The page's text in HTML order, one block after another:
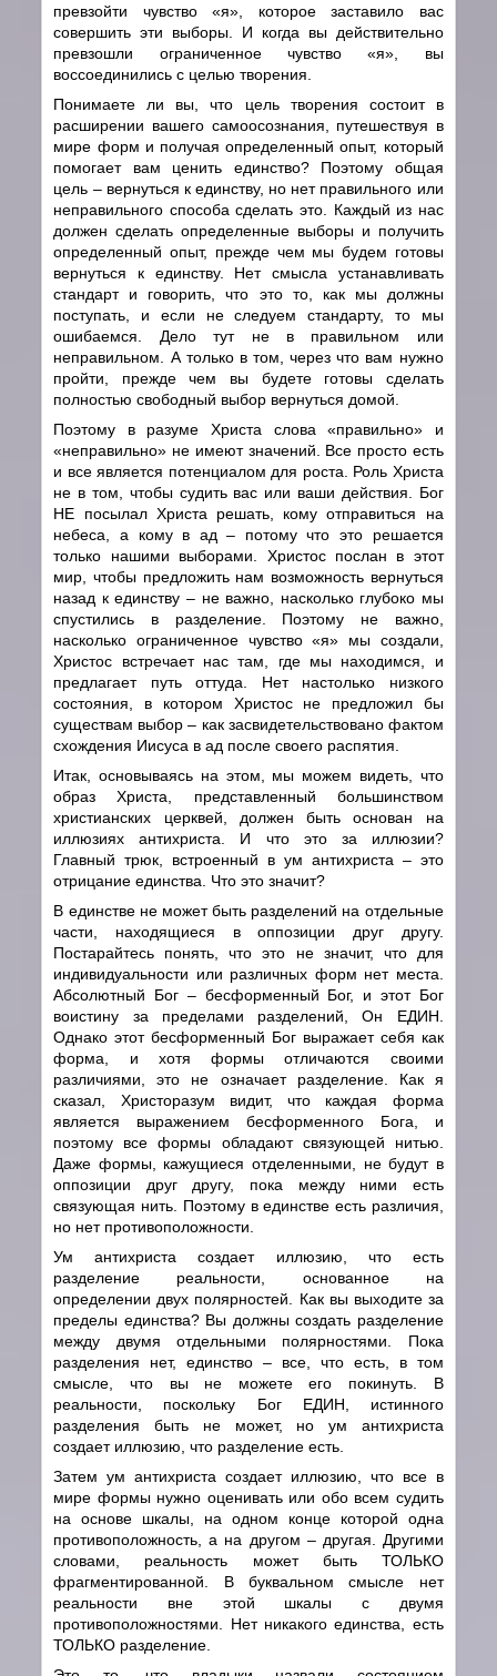
превзойти чувство «я», которое заставило вас
совершить эти выборы. И когда вы действительно
превзошли ограниченное чувство «я», вы
воссоединились с целью творения.
Понимаете ли вы, что цель творения состоит в
расширении вашего самоосознания, путешествуя в
мире форм и получая определенный опыт, который
помогает вам ценить единство? Поэтому общая
цель – вернуться к единству, но нет правильного или
неправильного способа сделать это. Каждый из нас
должен сделать определенные выборы и получить
определенный опыт, прежде чем мы будем готовы
вернуться к единству. Нет смысла устанавливать
стандарт и говорить, что это то, как мы должны
поступать, и если не следуем стандарту, то мы
ошибаемся. Дело тут не в правильном или
неправильном. А только в том, через что вам нужно
пройти, прежде чем вы будете готовы сделать
полностью свободный выбор вернуться домой.
Поэтому в разуме Христа слова «правильно» и
«неправильно» не имеют значений. Все просто есть
и все является потенциалом для роста. Роль Христа
не в том, чтобы судить вас или ваши действия. Бог
НЕ посылал Христа решать, кому отправиться на
небеса, а кому в ад – потому что это решается
только нашими выборами. Христос послан в этот
мир, чтобы предложить нам возможность вернуться
назад к единству – не важно, насколько глубоко мы
спустились в разделение. Поэтому не важно,
насколько ограниченное чувство «я» мы создали,
Христос встречает нас там, где мы находимся, и
предлагает путь оттуда. Нет настолько низкого
состояния, в котором Христос не предложил бы
существам выбор – как засвидетельствовано фактом
схождения Иисуса в ад после своего распятия.
Итак, основываясь на этом, мы можем видеть, что
образ Христа, представленный большинством
христианских церквей, должен быть основан на
иллюзиях антихриста. И что это за иллюзии?
Главный трюк, встроенный в ум антихриста – это
отрицание единства. Что это значит?
В единстве не может быть разделений на отдельные
части, находящиеся в оппозиции друг другу.
Постарайтесь понять, что это не значит, что для
индивидуальности или различных форм нет места.
Абсолютный Бог – бесформенный Бог, и этот Бог
воистину за пределами разделений, Он ЕДИН.
Однако этот бесформенный Бог выражает себя как
форма, и хотя формы отличаются своими
различиями, это не означает разделение. Как я
сказал, Христоразум видит, что каждая форма
является выражением бесформенного Бога, и
поэтому все формы обладают связующей нитью.
Даже формы, кажущиеся отделенными, не будут в
оппозиции друг другу, пока между ними есть
связующая нить. Поэтому в единстве есть различия,
но нет противоположности.
Ум антихриста создает иллюзию, что есть
разделение реальности, основанное на
определении двух полярностей. Как вы выходите за
пределы единства? Вы должны создать разделение
между двумя отдельными полярностями. Пока
разделения нет, единство – все, что есть, в том
смысле, что вы не можете его покинуть. В
реальности, поскольку Бог ЕДИН, истинного
разделения быть не может, но ум антихриста
создает иллюзию, что разделение есть.
Затем ум антихриста создает иллюзию, что все в
мире формы нужно оценивать или обо всем судить
на основе шкалы, на одном конце которой одна
противоположность, а на другом – другая. Другими
словами, реальность может быть ТОЛЬКО
фрагментированной. В буквальном смысле нет
реальности вне этой шкалы с двумя
противоположностями. Нет никакого единства, есть
ТОЛЬКО разделение.